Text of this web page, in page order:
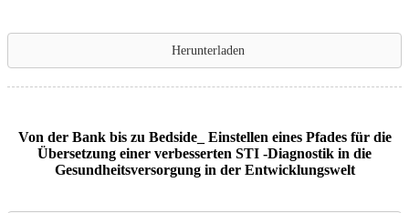
Herunterladen
Von der Bank bis zu Bedside_ Einstellen eines Pfades für die
Übersetzung einer verbesserten STI -Diagnostik in die
Gesundheitsversorgung in der Entwicklungswelt